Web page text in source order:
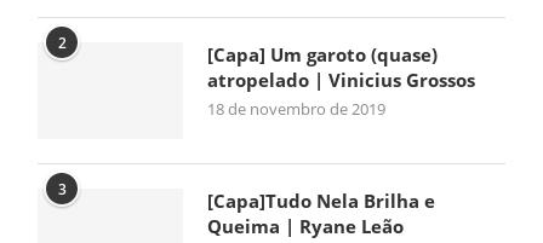
2
[Capa] Um garoto (quase)
atropelado | Vinicius Grossos
18 de novembro de 2019
3
[Capa]Tudo Nela Brilha e
Queima | Ryane Leão